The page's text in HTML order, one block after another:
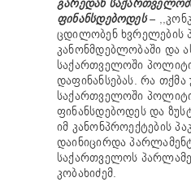
ფინანსდებოდეს–
ცდილობენ ხვრელების
კანონმდებლობაში და
საქართველოში
დაფინანსებას. რა თქმა
საქართველოში
ფინანსდებოდეს და
იმ კანონპროექტების
დაინიცირდა
საქართველოს
კობახიძემ.